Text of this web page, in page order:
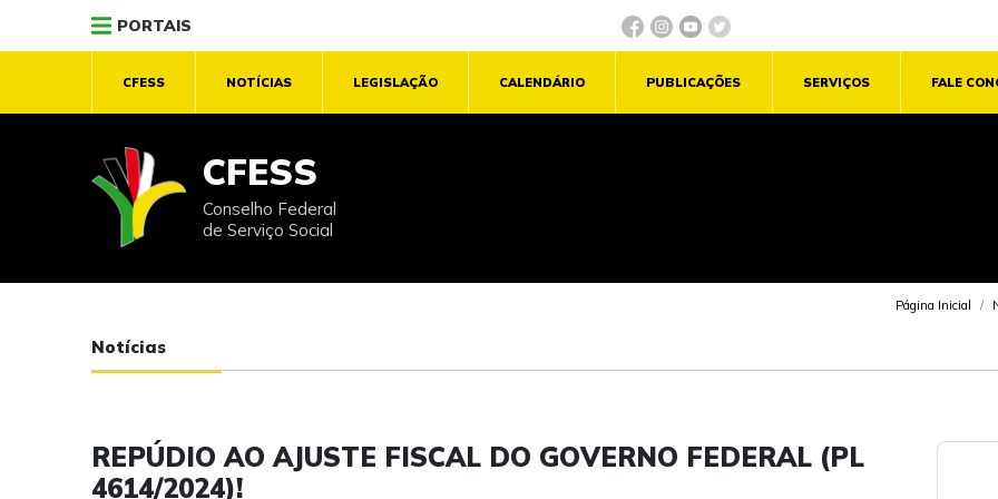
PORTAIS
CFESS NOTÍCIAS LEGISLAÇÃO CALENDÁRIO PUBLICAÇÕES SERVIÇOS FALE
CFESS
Conselho Federal
de Serviço Social
Página Inicial
Notícias
REPÚDIO AO AJUSTE FISCAL DO GOVERNO FEDERAL (PL
4614/2024)!